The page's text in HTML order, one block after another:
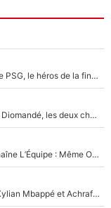
«Le suicide de Ferran Torres» : En partance pour le PSG, le héros de la finale de la Coupe du monde s'attire les foudres de la presse espagnole !
Antoine Griezmann et N'Golo Kanté : Comme Yan Diomandé, les deux champions du monde ont refusé de signer au PSG !
Un chroniqueur de L’Équipe du Soir viré par La Chaîne L’Équipe : Même Olivier Ménard n’avait pas pu empêcher son départ, «je l’ai appris sur Twitter, je l’ai vécu assez mal»
Loin du Real Madrid et du PSG, les inséparables Kylian Mbappé et Achraf Hakimi changent d'équipe le temps d'une journée !